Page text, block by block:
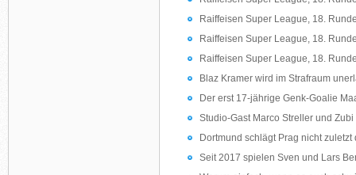
Raiffeisen Super League, 18.
Raiffeisen Super League, 18.
Raiffeisen Super League, 18.
Blaz Kramer wird im Strafraum
Der erst 17-jährige Genk-Goalie
Studio-Gast Marco Streller und
Dortmund schlägt Prag nicht
Seit 2017 spielen Sven und Lars